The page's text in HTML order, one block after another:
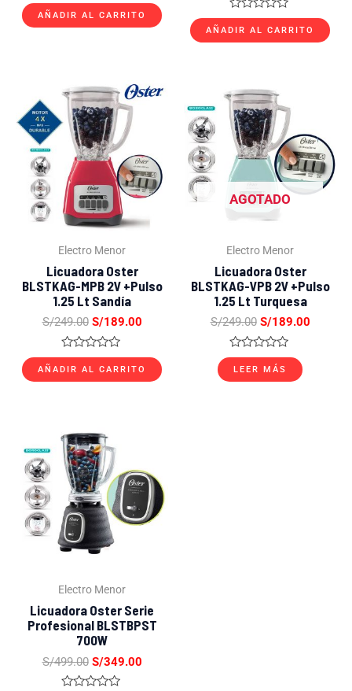
Valorado
con
0
AÑADIR AL CARRITO
Valorado
con
0
AÑADIR AL CARRITO
Electro Menor
Licuadora Oster
BLSTKAG-MPB 2V +Pulso
1.25 Lt Sandía
S/249.00
El
precio
original
era:
S/249.00.
S/189.00
El
precio
S/189.00.
Valorado
con
0
AÑADIR AL CARRITO
AGOTADO
Electro Menor
Licuadora Oster
BLSTKAG-VPB 2V +Pulso
1.25 Lt Turquesa
S/249.00
El
precio
original
era:
S/249.00.
S/189.00
es:
S/
Valorado
con
0
LEER MÁS
Electro Menor
Licuadora Oster Serie
Profesional BLSTBPST
700W
S/499.00
precio
original
era:
S/499.00.
S/349.00
es:
S/349.00.